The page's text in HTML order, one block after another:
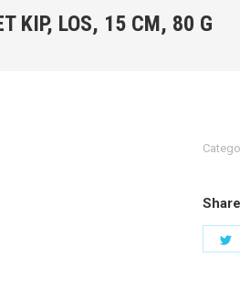
KIP, LOS, 15 CM, 80 G